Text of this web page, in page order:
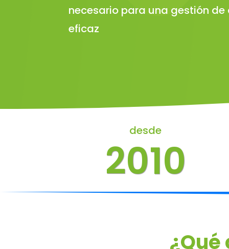
necesario para una gestión
eficaz
desde
2010